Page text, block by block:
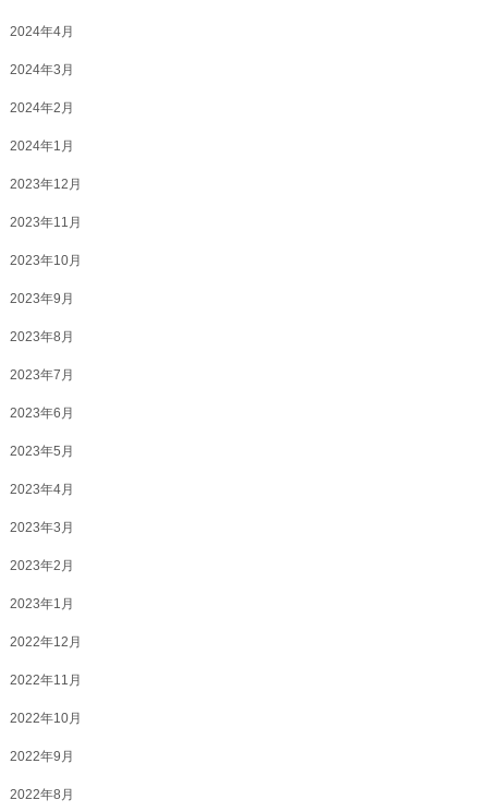
2024年4月
2024年3月
2024年2月
2024年1月
2023年12月
2023年11月
2023年10月
2023年9月
2023年8月
2023年7月
2023年6月
2023年5月
2023年4月
2023年3月
2023年2月
2023年1月
2022年12月
2022年11月
2022年10月
2022年9月
2022年8月